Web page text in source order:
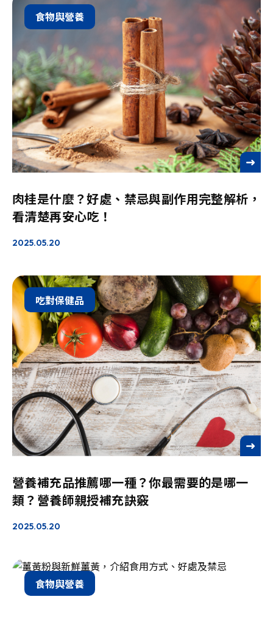
See more
食物與營養
肉桂是什麼？好處、禁忌與副作用完整解析，
看清楚再安心吃！
2025.05.20
See more
吃對保健品
營養補充品推薦哪一種？你最需要的是哪一
類？營養師親授補充訣竅
2025.05.20
食物與營養